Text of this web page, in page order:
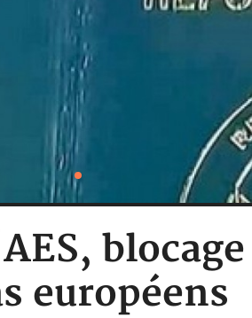
européens